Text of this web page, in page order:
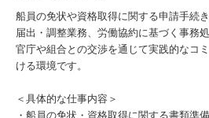
船員の免状や資格取得に関する申請手続
届出・調整業務、労働協約に基づく事務
官庁や組合との交渉を通じて実践的なコ
ける環境です。
＜具体的な仕事内容＞
・船員の免状・資格取得に関する書類準